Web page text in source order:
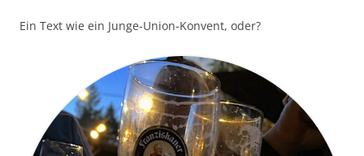
Ein Text wie ein Junge-Union-Konvent, oder?